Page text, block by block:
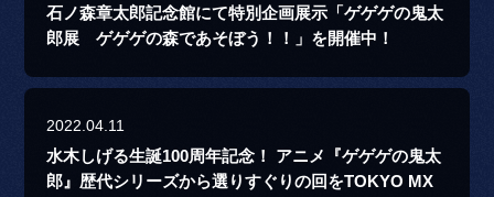
石ノ森章太郎記念館にて特別企画展示「ゲゲゲの鬼太
郎展 ゲゲゲの森であそぼう！！」を開催中！
2022.04.11
水木しげる生誕100周年記念！ アニメ『ゲゲゲの鬼太
郎』歴代シリーズから選りすぐりの回をTOKYO MX